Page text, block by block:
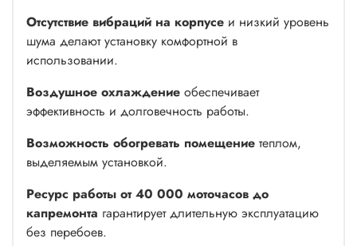
Отсутствие вибраций на корпусе и низкий уровень
шума делают установку комфортной в
использовании.
Воздушное охлаждение обеспечивает
эффективность и долговечность работы.
Возможность обогревать помещение теплом,
выделяемым установкой.
Ресурс работы от 40 000 моточасов до
капремонта гарантирует длительную эксплуатацию
без перебоев.